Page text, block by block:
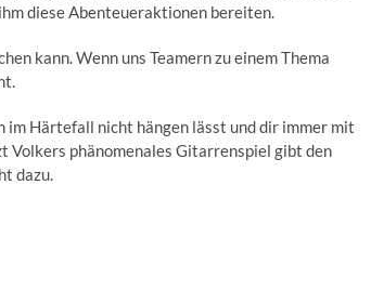
diese Abenteueraktionen bereiten.
kann. Wenn uns Teamern zu einem Thema
im Härtefall nicht hängen lässt und dir immer mit
phänomenales Gitarrenspiel gibt den
dazu.